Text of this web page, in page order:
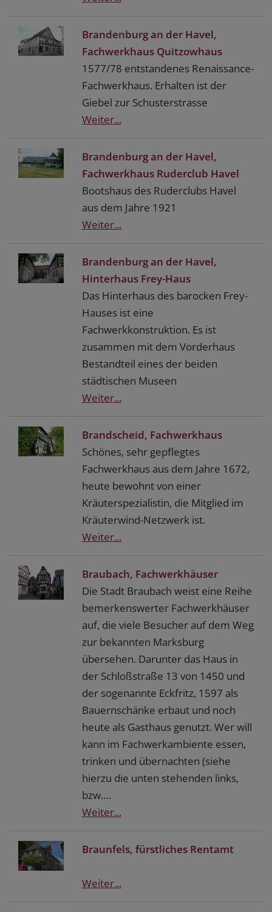
Brandenburg an der Havel,
Fachwerkhaus Quitzowhaus
1577/78 entstandenes Renaissance-
Fachwerkhaus. Erhalten ist der
Giebel zur Schusterstrasse
Weiter...
Brandenburg an der Havel,
Fachwerkhaus Ruderclub Havel
Bootshaus des Ruderclubs Havel
aus dem Jahre 1921
Weiter...
Brandenburg an der Havel,
Hinterhaus Frey-Haus
Das Hinterhaus des barocken Frey-
Hauses ist eine
Fachwerkkonstruktion. Es ist
zusammen mit dem Vorderhaus
Bestandteil eines der beiden
städtischen Museen
Weiter...
Brandscheid, Fachwerkhaus
Schönes, sehr gepflegtes
Fachwerkhaus aus dem Jahre 1672,
heute bewohnt von einer
Kräuterspezialistin, die Mitglied im
Kräuterwind-Netzwerk ist.
Weiter...
Braubach, Fachwerkhäuser
Die Stadt Braubach weist eine Reihe
bemerkenswerter Fachwerkhäuser
auf, die viele Besucher auf dem Weg
zur bekannten Marksburg
übersehen. Darunter das Haus in
der Schloßstraße 13 von 1450 und
der sogenannte Eckfritz, 1597 als
Bauernschänke erbaut und noch
heute als Gasthaus genutzt. Wer will
kann im Fachwerkambiente essen,
trinken und übernachten (siehe
hierzu die unten stehenden links,
bzw.…
Weiter...
Braunfels, fürstliches Rentamt
Weiter...